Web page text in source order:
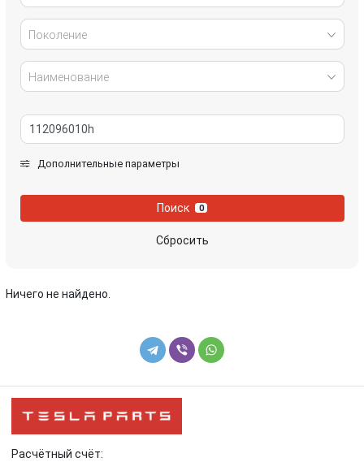
Поколение
Наименование
Дополнительные параметры
Поиск 0
Сбросить
Ничего не найдено.
Расчётный счёт: